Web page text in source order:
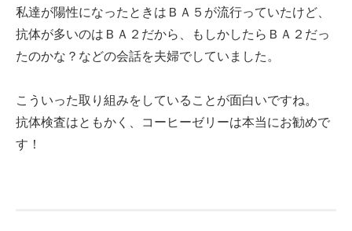
私達が陽性になったときはＢＡ５が流行っていたけど、
抗体が多いのはＢＡ２だから、もしかしたらＢＡ２だっ
たのかな？などの会話を夫婦でしていました。
こういった取り組みをしていることが面白いですね。
抗体検査はともかく、コーヒーゼリーは本当にお勧めで
す！